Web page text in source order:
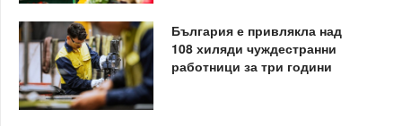
България е привлякла над
108 хиляди чуждестранни
работници за три години